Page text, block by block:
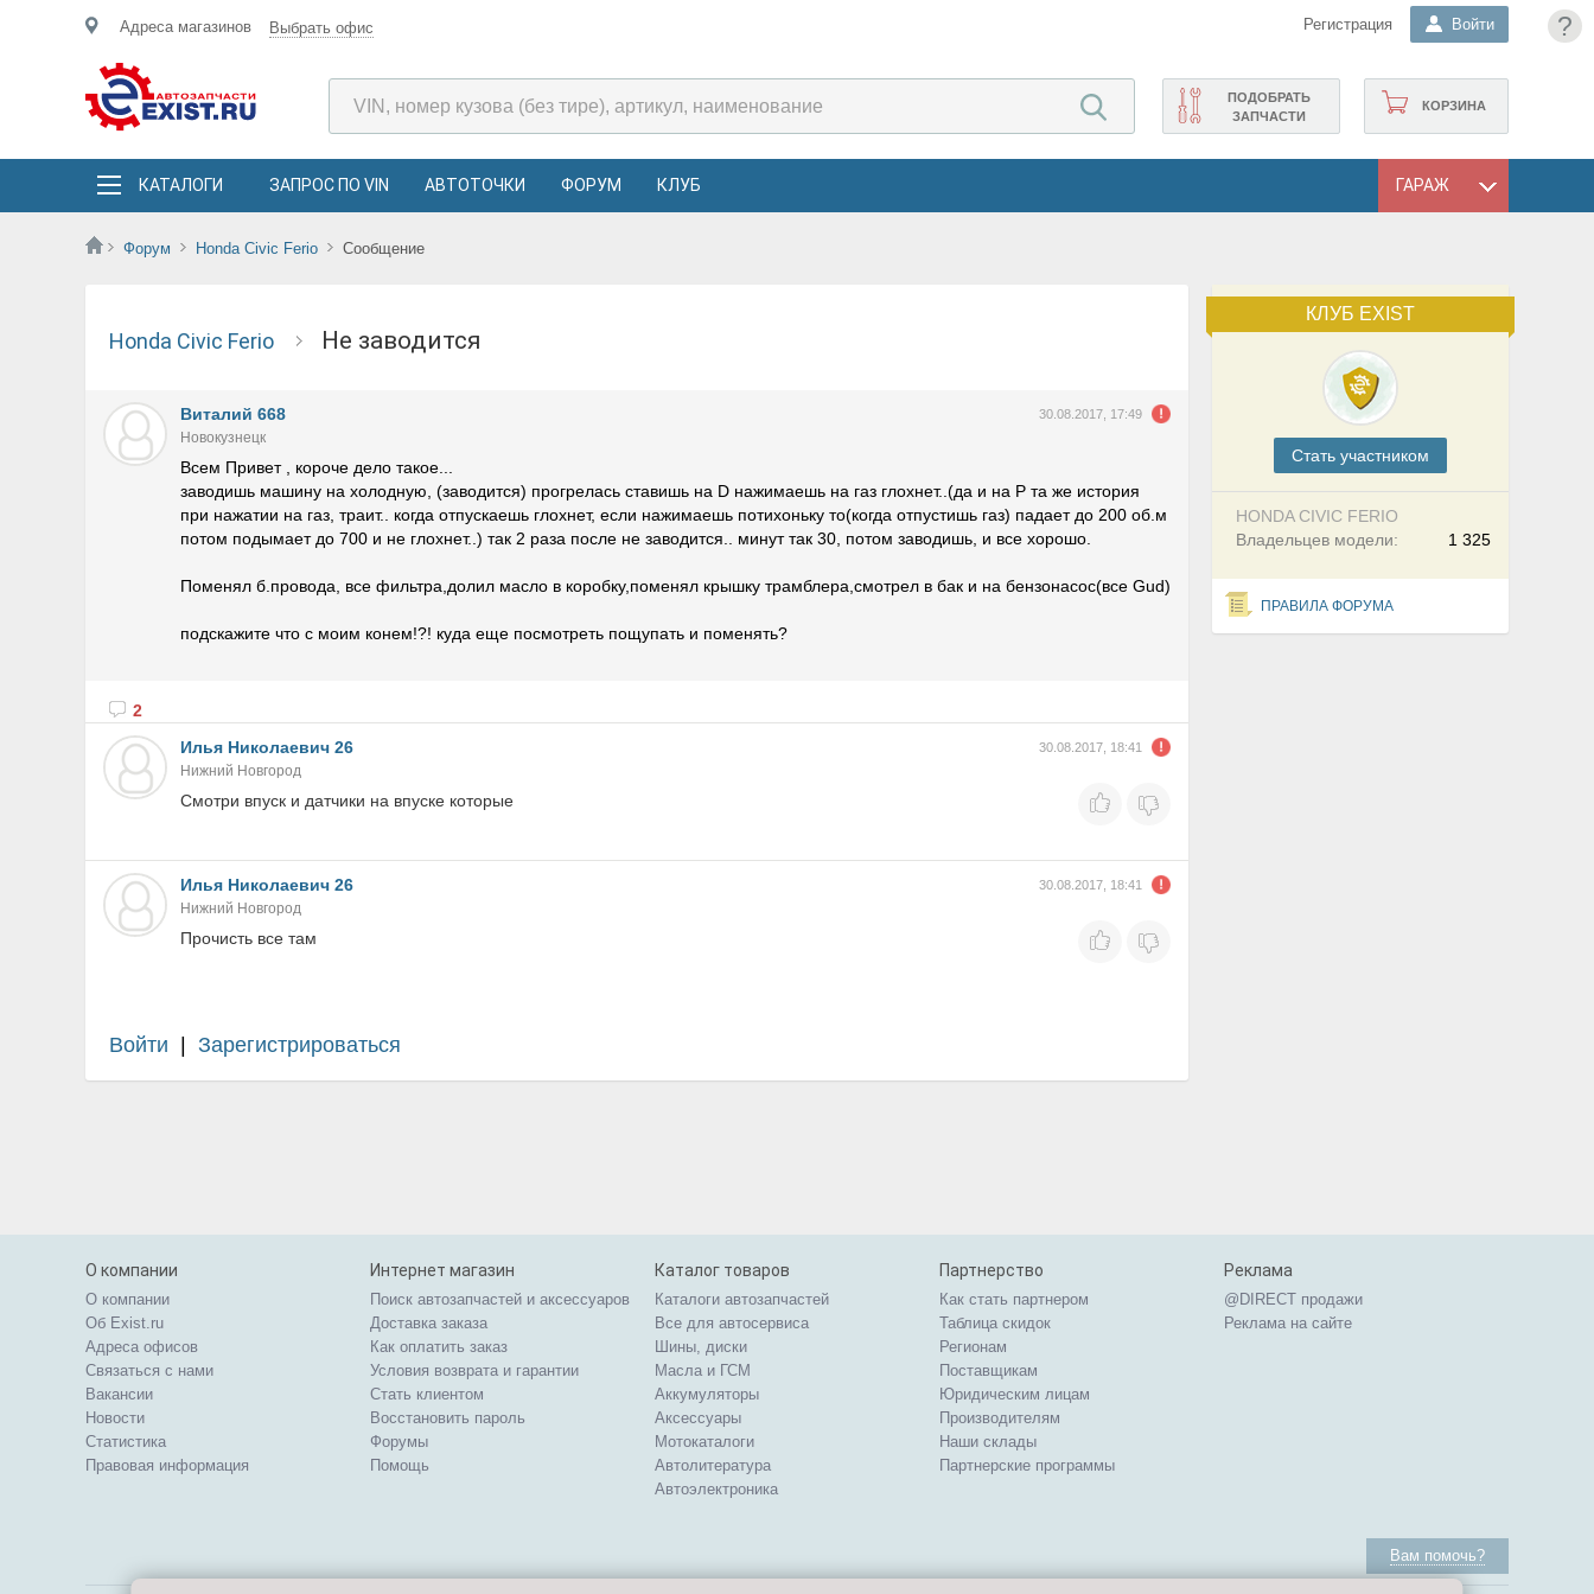
?
Адреса магазинов Выбрать офис Регистрация Войти
КОРЗИНА
ПОДОБРАТЬ
ЗАПЧАСТИ
КАТАЛОГИ ЗАПРОС ПО VIN АВТОТОЧКИ ФОРУМ КЛУБ ГАРАЖ
Форум Honda Civic Ferio Сообщение
КЛУБ EXIST
Cтать участником
HONDA CIVIC FERIO
1 325
Владельцев модели:
ПРАВИЛА ФОРУМА
Honda Civic Ferio Не заводится
Виталий 668 30.08.2017, 17:49
Новокузнецк
Всем Привет , короче дело такое...
заводишь машину на холодную, (заводится) прогрелась ставишь на D нажимаешь на газ глохнет..(да и на P та же история
при нажатии на газ, траит.. когда отпускаешь глохнет, если нажимаешь потихоньку то(когда отпустишь газ) падает до 200 об.м
потом подымает до 700 и не глохнет..) так 2 раза после не заводится.. минут так 30, потом заводишь, и все хорошо.
Поменял б.провода, все фильтра,долил масло в коробку,поменял крышку трамблера,смотрел в бак и на бензонасос(все Gud)
подскажите что с моим конем!?! куда еще посмотреть пощупать и поменять?
2
Илья Николаевич 26
30.08.2017, 18:41
Нижний Новгород
Смотри впуск и датчики на впуске которые
Илья Николаевич 26 30.08.2017, 18:41
Нижний Новгород
Прочисть все там
Войти Зарегистрироваться
О компании
О компании
Об Exist.ru
Адреса офисов
Связаться с нами
Вакансии
Новости
Статистика
Правовая информация
Интернет магазин
Поиск автозапчастей и аксессуаров
Доставка заказа
Как оплатить заказ
Условия возврата и гарантии
Стать клиентом
Восстановить пароль
Форумы
Помощь
Каталог товаров
Каталоги автозапчастей
Все для автосервиса
Шины, диски
Масла и ГСМ
Аккумуляторы
Аксессуары
Мотокаталоги
Автолитература
Автоэлектроника
Партнерство
Как стать партнером
Таблица скидок
Регионам
Поставщикам
Юридическим лицам
Производителям
Наши склады
Партнерские программы
Реклама
@DIRECT продажи
Реклама на сайте
Вам помочь?